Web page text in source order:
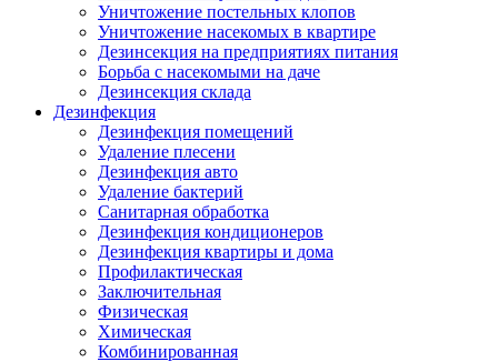
Уничтожение постельных клопов
Уничтожение насекомых в квартире
Дезинсекция на предприятиях питания
Борьба с насекомыми на даче
Дезинсекция склада
Дезинфекция
Дезинфекция помещений
Удаление плесени
Дезинфекция авто
Удаление бактерий
Санитарная обработка
Дезинфекция кондиционеров
Дезинфекция квартиры и дома
Профилактическая
Заключительная
Физическая
Химическая
Комбинированная